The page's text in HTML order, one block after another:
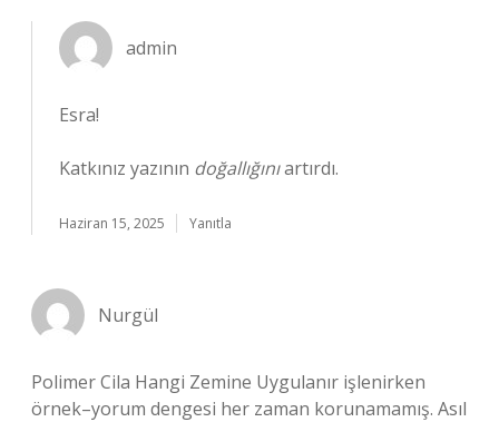
admin
Esra!
Katkınız yazının doğallığınıartırdı.
Haziran 15, 2025 Yanıtla
Nurgül
Polimer Cila Hangi Zemine Uygulanır işlenirken
örnek–yorum dengesi her zaman korunamamış. Asıl